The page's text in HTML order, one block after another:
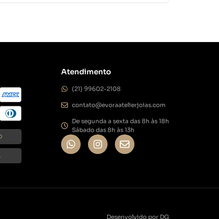
Atendimento
(21) 99602-2108
contato@evoraatelierjoias.com
De segunda a sexta das 8h às 18h
Sábado das 8h às 13h
Desenvolvido por DG